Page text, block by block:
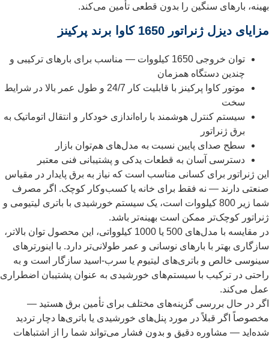
بهینه، بارهای سنگین را بدون قطعی تأمین می‌کند.
مزایای دیزل ژنراتور 1650 کاوا برند پرکینز
توان خروجی 1650 کیلووات — مناسب برای بارهای ترکیبی و
چندین دستگاه همزمان
موتور کاوا پرکینز با قابلیت کار 24/7 و طول عمر بالا در شرایط
سخت
سیستم کنترل هوشمند با راه‌اندازی خودکار و انتقال اتوماتیک به
برق ژنراتور
سطح صدای پایین نسبت به مدل‌های هم‌توان بازار
دسترسی آسان به قطعات یدکی و پشتیبانی فنی معتبر
این ژنراتور برای کسانی مناسب است که نیاز به برق پایدار در مقیاس
صنعتی دارند — نه فقط برای خانه یا کسب‌وکار کوچک. اگر مصرف
شما زیر 800 کیلووات است، یک سیستم خورشیدی با باتری لیتیومی و
ژنراتور کوچک‌تر ممکن است بهینه‌تر باشد.
در مقایسه با مدل‌های 500 یا 1000 کیلوواتی، این محصول توان بالاتر،
سازگاری بهتر با بارهای نوسانی و عمر طولانی‌تر دارد. با اینورترهای
سینوسی خالص و باتری‌های لیتیوم یا سرب-اسید سازگار است و به
راحتی در ترکیب با سیستم‌های خورشیدی به عنوان پشتیبان اضطراری
عمل می‌کند.
اگر در حال بررسی گزینه‌های مختلف برای تأمین برق هستید —
مخصوصاً اگر قبلاً در مورد پنل‌های خورشیدی یا باتری‌ها دچار تردید
شده‌اید — مشاوره دقیق و بدون فشار می‌تواند شما را از اشتباهات